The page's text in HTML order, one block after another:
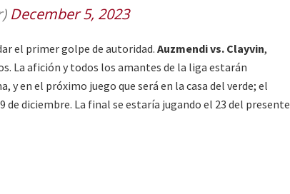
December 5, 2023
el primer golpe de autoridad.Auzmendi vs. Clayvin,
La afición y todos los amantes de la liga estarán
y en el próximo juego que será en la casa del verde; el
de diciembre. La final se estaría jugando el 23 del presente